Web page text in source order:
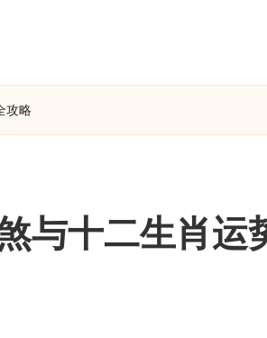
攻略
与十二生肖运